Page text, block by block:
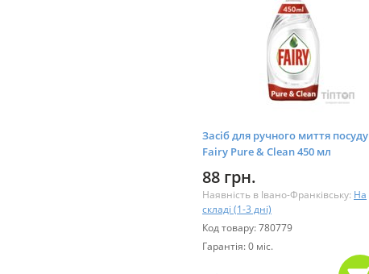
Засіб для ручного миття посуду
Fairy Pure & Clean 450 мл
88 грн.
Наявність в Івано-Франківську: На
складі (1-3 дні)
Код товару: 780779
Гарантія: 0 міс.